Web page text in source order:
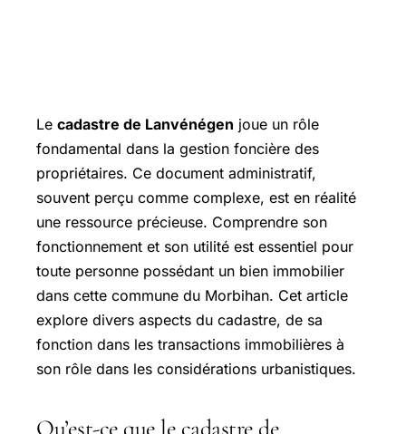
Le cadastre de Lanvénégen joue un rôle
fondamental dans la gestion foncière des
propriétaires. Ce document administratif,
souvent perçu comme complexe, est en réalité
une ressource précieuse. Comprendre son
fonctionnement et son utilité est essentiel pour
toute personne possédant un bien immobilier
dans cette commune du Morbihan. Cet article
explore divers aspects du cadastre, de sa
fonction dans les transactions immobilières à
son rôle dans les considérations urbanistiques.
Qu’est-ce que le cadastre de